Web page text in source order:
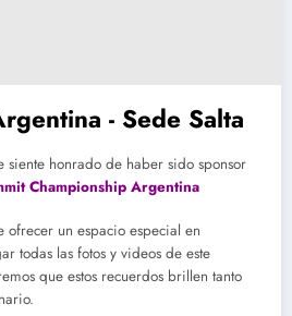
- Sede Salta
siente honrado de haber sido sponsor
Championship Argentina
ofrecer un espacio especial en
todas las fotos y videos de este
que estos recuerdos brillen tanto